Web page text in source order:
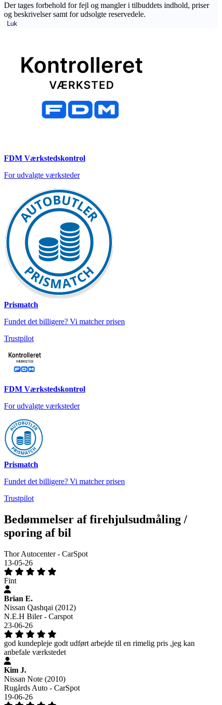
Der tages forbehold for fejl og mangler i tilbuddets indhold, priser
og beskrivelser samt for udsolgte reservedele.
Luk
FDM Værkstedskontrol
For udvalgte værksteder
Prismatch
Fundet det billigere? Vi matcher prisen
Trustpilot
FDM Værkstedskontrol
For udvalgte værksteder
Prismatch
Fundet det billigere? Vi matcher prisen
Trustpilot
Bedømmelser af firehjulsudmåling /
sporing af bil
Thor Autocenter - CarSpot
13-05-26
Fint
Brian E.
Nissan Qashqai (2012)
N.E.H Biler - Carspot
23-06-26
god kundepleje godt udført arbejde til en rimelig pris ,jeg kan
anbefale værkstedet
Kim J.
Nissan Note (2010)
Rugårds Auto - CarSpot
19-06-26